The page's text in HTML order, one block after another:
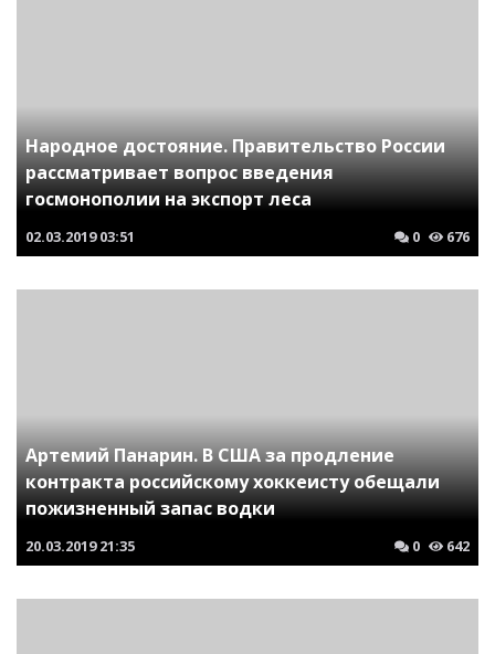
Народное достояние. Правительство России
рассматривает вопрос введения
госмонополии на экспорт леса
02.03.2019 03:51 0 676
Артемий Панарин. В США за продление
контракта российскому хоккеисту обещали
пожизненный запас водки
20.03.2019 21:35 0 642